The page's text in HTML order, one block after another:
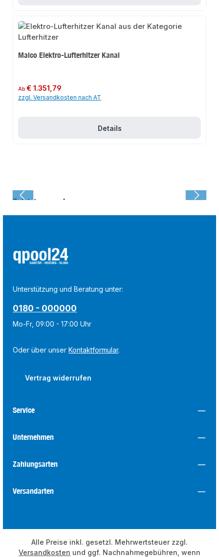
Maico Elektro-Lufterhitzer Kanal
Regulärer Preis:
Ab€ 1.351,79
zzgl. Versandkosten nach AT
Details
Zuletzt angesehen:
Unterstützung und Beratung unter:
0180 - 000000
Mo-Fr, 09:00 - 17:00 Uhr
Oder über unserKontaktformular.
Vertrag widerrufen
Service
Unternehmen
Zahlungsarten
Versandarten
Alle Preise inkl. gesetzl. Mehrwertsteuer zzgl.
Versandkosten und ggf. Nachnahmegebühren, wenn